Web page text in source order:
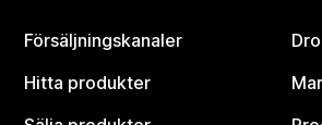
Försäljningskanaler
Hitta produkter